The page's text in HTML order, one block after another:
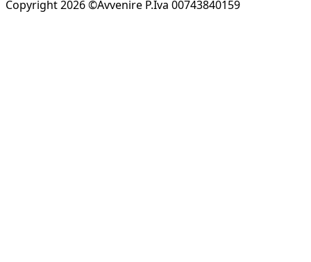
Copyright 2026 ©Avvenire P.Iva 00743840159